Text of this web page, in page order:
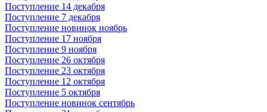
Поступление 14 декабря
Поступление 7 декабря
Поступление новинок ноябрь
Поступление 17 ноября
Поступление 9 ноября
Поступление 26 октября
Поступление 23 октября
Поступление 12 октября
Поступление 5 октября
Поступление новинок сентябрь